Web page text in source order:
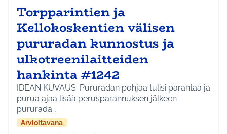
Torpparintien ja
Kellokoskentien välisen
pururadan kunnostus ja
ulkotreenilaitteiden
hankinta #1242
IDEAN KUVAUS: Pururadan pohjaa tulisi parantaa ja
purua ajaa lisää perusparannuksen jälkeen
pururada…
Arvioitavana